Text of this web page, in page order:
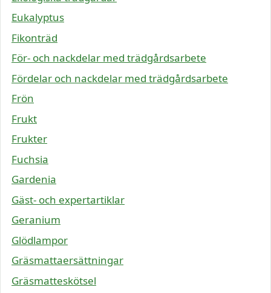
Eukalyptus
Fikonträd
För- och nackdelar med trädgårdsarbete
Fördelar och nackdelar med trädgårdsarbete
Frön
Frukt
Frukter
Fuchsia
Gardenia
Gäst- och expertartiklar
Geranium
Glödlampor
Gräsmattaersättningar
Gräsmatteskötsel